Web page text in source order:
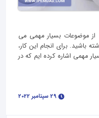
موضوعات بسیار مهمی می
باشید. برای انجام این کار،
مهمی اشاره کرده ایم که در